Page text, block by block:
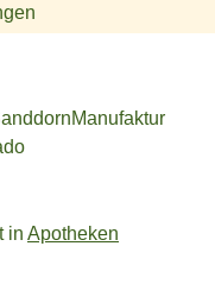
in Apotheken